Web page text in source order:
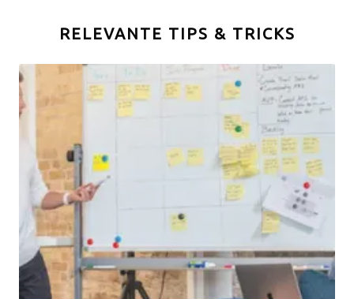
RELEVANTE TIPS & TRICKS